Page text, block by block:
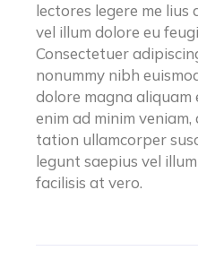
lectores legere me lius
vel illum dolore eu
Consectetuer
nonummy nibh
dolore magna
enim ad minim
tation ullamcorper
legunt saepius vel
facilisis at vero.